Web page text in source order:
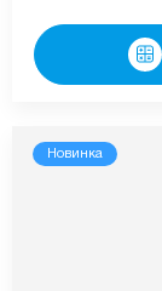
Новинка